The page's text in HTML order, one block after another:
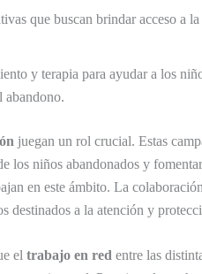
que buscan brindar acceso a
y terapia para ayudar a los
abandono.
juegan un rol crucial. Estas
los niños abandonados y
en este ámbito. La
destinados a la atención y
el trabajo en red entre las